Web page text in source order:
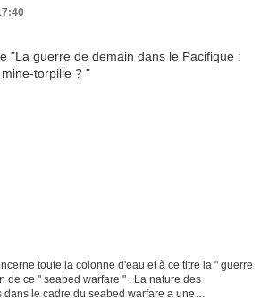
toute la colonne d'eau et à ce titre la " guerre
de ce " seabed warfare " . La nature des
le cadre du seabed warfare a une